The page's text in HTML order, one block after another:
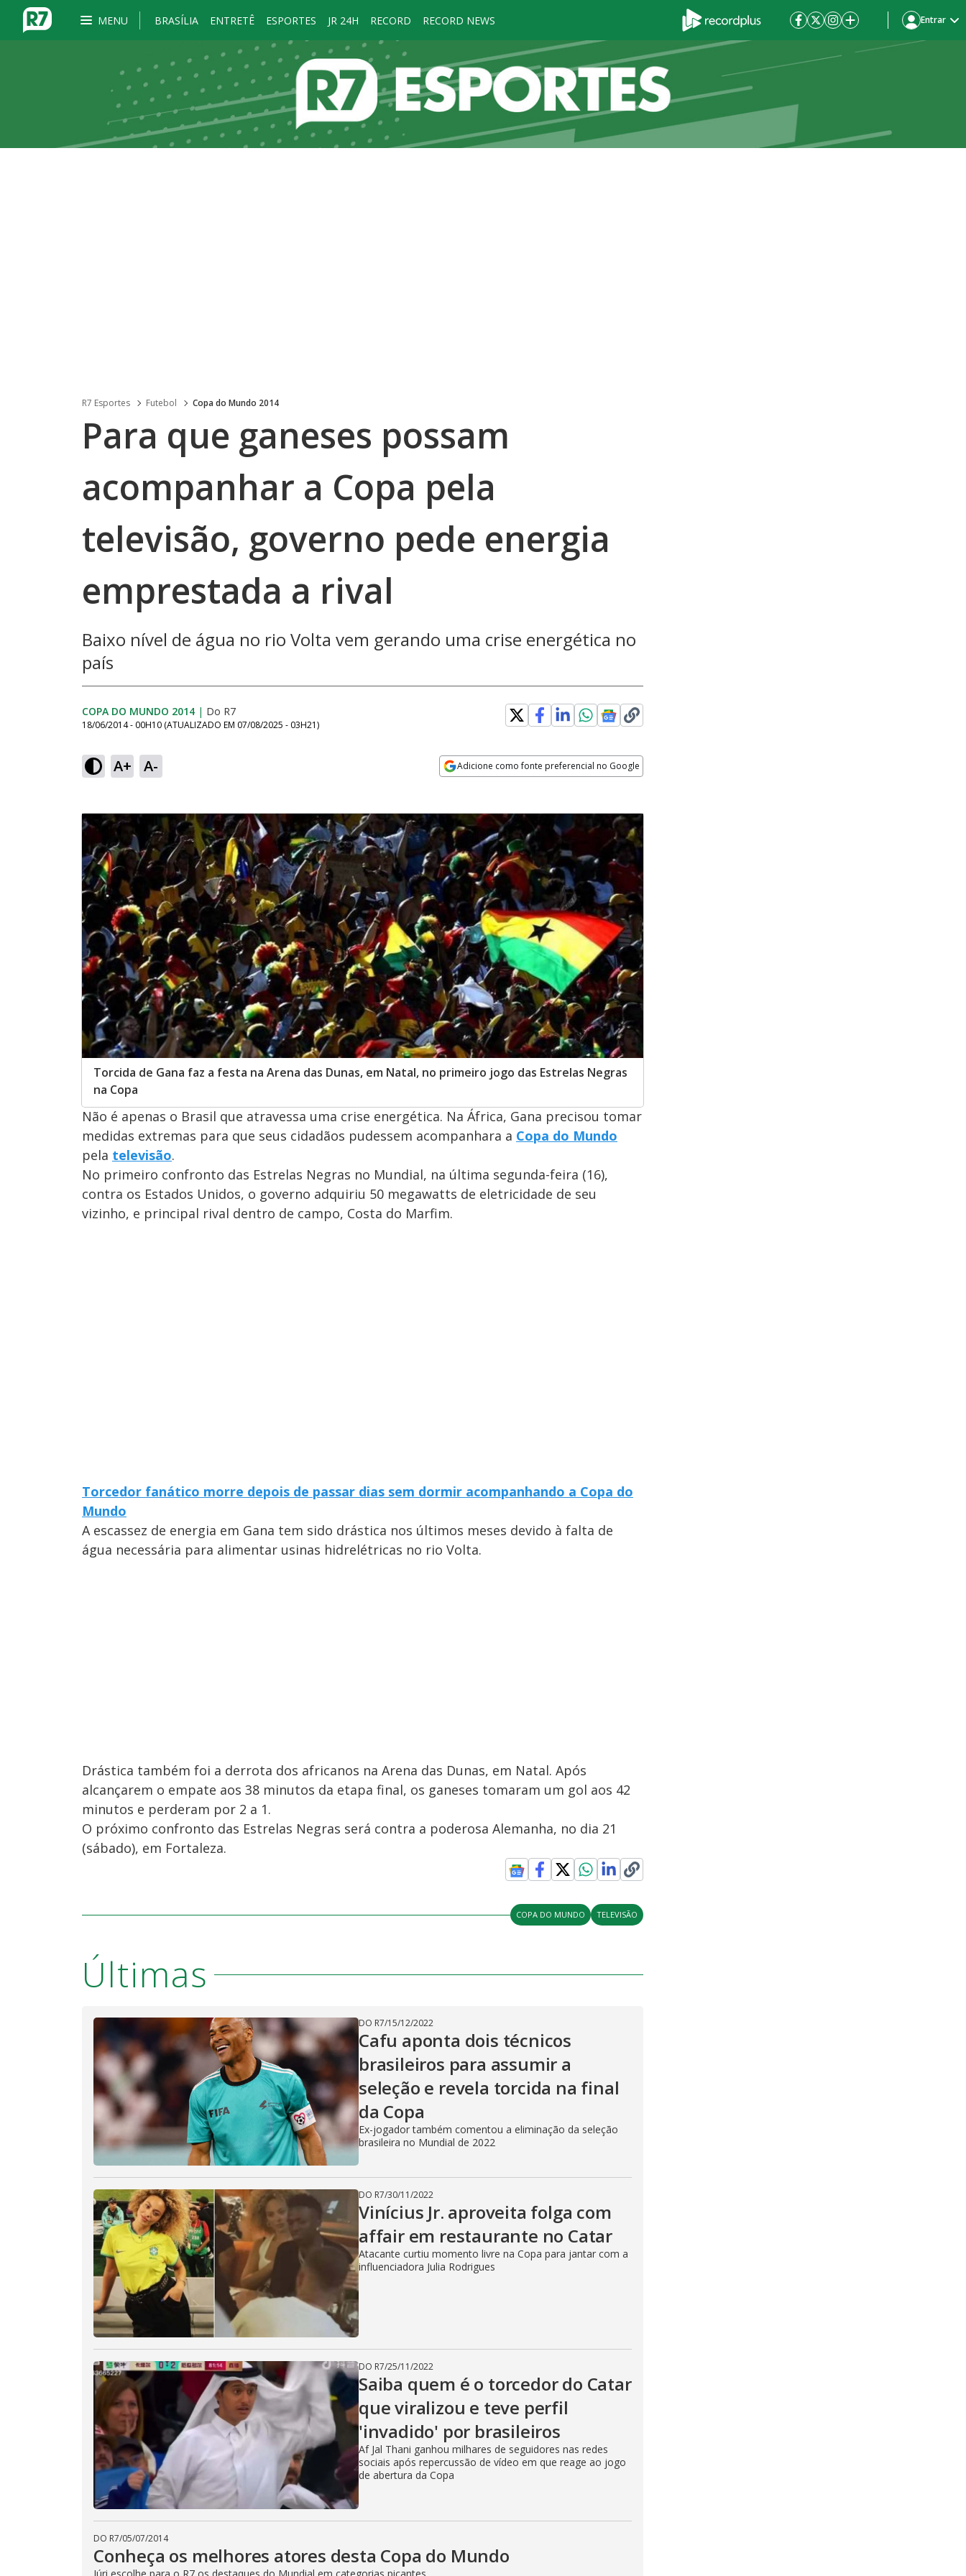
MENU BRASÍLIA ENTRETÊ ESPORTES JR 24H RECORD RECORD NEWS Entrar
R7 Esportes Futebol Copa do Mundo 2014
Para que ganeses possam
acompanhar a Copa pela
televisão, governo pede energia
emprestada a rival
Baixo nível de água no rio Volta vem gerando uma crise energética no
país
COPA DO MUNDO 2014 | Do R7
18/06/2014 - 00H10 (ATUALIZADO EM 07/08/2025 - 03H21)
A+ A- Adicione como fonte preferencial no Google
Torcida de Gana faz a festa na Arena das Dunas, em Natal, no primeiro jogo das Estrelas Negras
na Copa
Não é apenas o Brasil que atravessa uma crise energética. Na África, Gana precisou tomar
medidas extremas para que seus cidadãos pudessem acompanhara a Copa do Mundo
pela televisão.
No primeiro confronto das Estrelas Negras no Mundial, na última segunda-feira (16),
contra os Estados Unidos, o governo adquiriu 50 megawatts de eletricidade de seu
vizinho, e principal rival dentro de campo, Costa do Marfim.
Torcedor fanático morre depois de passar dias sem dormir acompanhando a Copa do
Mundo
A escassez de energia em Gana tem sido drástica nos últimos meses devido à falta de
água necessária para alimentar usinas hidrelétricas no rio Volta.
Drástica também foi a derrota dos africanos na Arena das Dunas, em Natal. Após
alcançarem o empate aos 38 minutos da etapa final, os ganeses tomaram um gol aos 42
minutos e perderam por 2 a 1.
O próximo confronto das Estrelas Negras será contra a poderosa Alemanha, no dia 21
(sábado), em Fortaleza.
COPA DO MUNDO TELEVISÃO
Últimas
DO R7/15/12/2022
Cafu aponta dois técnicos
brasileiros para assumir a
seleção e revela torcida na final
da Copa
Ex-jogador também comentou a eliminação da seleção
brasileira no Mundial de 2022
DO R7/30/11/2022
Vinícius Jr. aproveita folga com
affair em restaurante no Catar
Atacante curtiu momento livre na Copa para jantar com a
influenciadora Julia Rodrigues
DO R7/25/11/2022
Saiba quem é o torcedor do Catar
que viralizou e teve perfil
'invadido' por brasileiros
Af Jal Thani ganhou milhares de seguidores nas redes
sociais após repercussão de vídeo em que reage ao jogo
de abertura da Copa
DO R7/05/07/2014
Conheça os melhores atores desta Copa do Mundo